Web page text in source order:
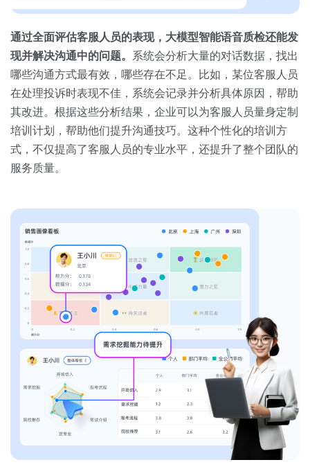
通过全面评估客服人员的表现，大模型智能语音质检还能发
现并解决沟通中的问题。 系统会分析大量的对话数据，找出
哪些沟通方式最有效，哪些存在不足。比如，某位客服人员
在处理投诉时表现不佳，系统会记录并分析具体原因，帮助
其改进。根据这些分析结果，企业可以为客服人员量身定制
培训计划，帮助他们提升沟通技巧。这种个性化的培训方
式，不仅提高了客服人员的专业水平，还提升了整个团队的
服务质量。